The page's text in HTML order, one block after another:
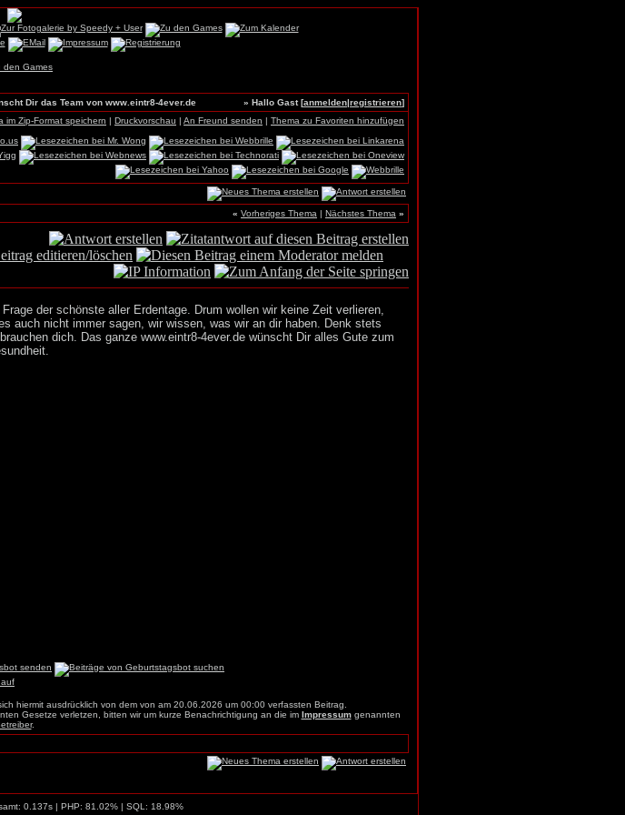
Dir das Team von www.eintr8-4ever.de » Hallo Gast [anmelden|registrieren]
im Zip-Format speichern | Druckvorschau | An Freund senden | Thema zu Favoriten hinzufügen
« Vorheriges Thema | Nächstes Thema »
der schönste aller Erdentage. Drum wollen wir keine Zeit verlieren,
auch nicht immer sagen, wir wissen, was wir an dir haben. Denk stets
dich. Das ganze www.eintr8-4ever.de wünscht Dir alles Gute zum
hiermit ausdrücklich von dem von am 20.06.2026 um 00:00 verfassten Beitrag.
Gesetze verletzen, bitten wir um kurze Benachrichtigung an die im Impressumgenannten
.
0.137s | PHP: 81.02% | SQL: 18.98%